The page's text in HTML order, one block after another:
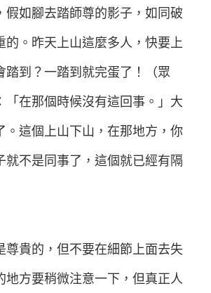
假如腳去踏師尊的影子，如同破
的。昨天上山這麼多人，快要上
踏到？一踏到就完蛋了！（眾
「在那個時候沒有這回事。」大
。這個上山下山，在那地方，你
就不是同事了，這個就已經有隔
尊貴的，但不要在細節上面去失
地方要稍微注意一下，但真正人